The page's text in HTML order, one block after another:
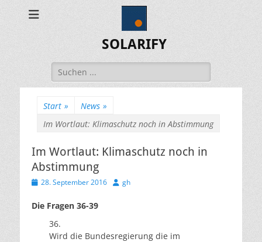
SOLARIFY
Suchen
nach:
Start » News »
Im Wortlaut: Klimaschutz noch in Abstimmung
Im Wortlaut: Klimaschutz noch in
Abstimmung
Veröffentlicht
28. September 2016 Autor
gh
Die Fragen 36-39
36.
Wird die Bundesregierung die im